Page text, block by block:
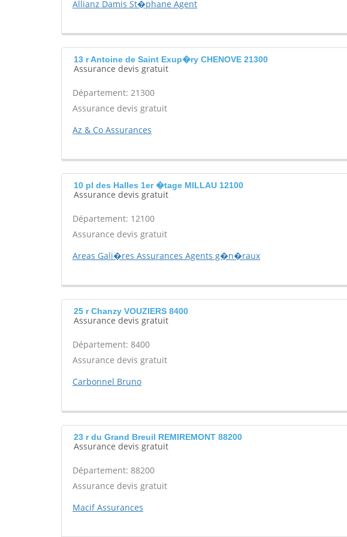
Allianz Damis St�phane Agent
13 r Antoine de Saint Exup�ry CHENOVE 21300
Assurance devis gratuit
Département: 21300
Assurance devis gratuit
Az & Co Assurances
10 pl des Halles 1er �tage MILLAU 12100
Assurance devis gratuit
Département: 12100
Assurance devis gratuit
Areas Gali�res Assurances Agents g�n�raux
25 r Chanzy VOUZIERS 8400
Assurance devis gratuit
Département: 8400
Assurance devis gratuit
Carbonnel Bruno
23 r du Grand Breuil REMIREMONT 88200
Assurance devis gratuit
Département: 88200
Assurance devis gratuit
Macif Assurances